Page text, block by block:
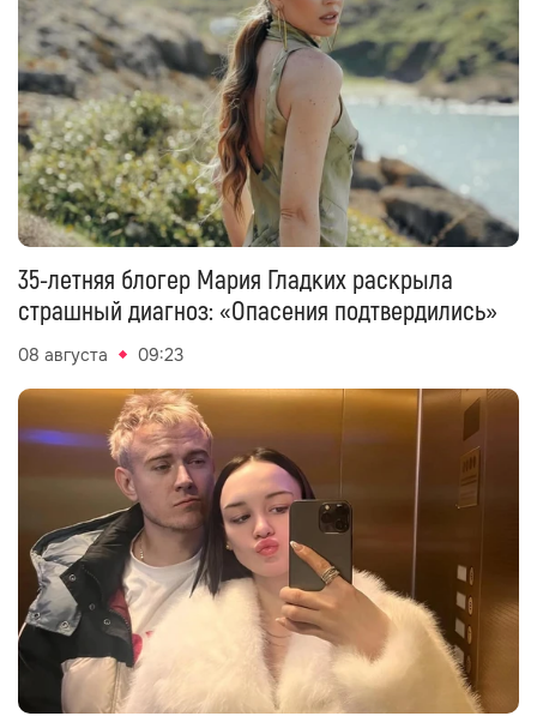
35-летняя блогер Мария Гладких раскрыла
страшный диагноз: «Опасения подтвердились»
08 августа 09:23